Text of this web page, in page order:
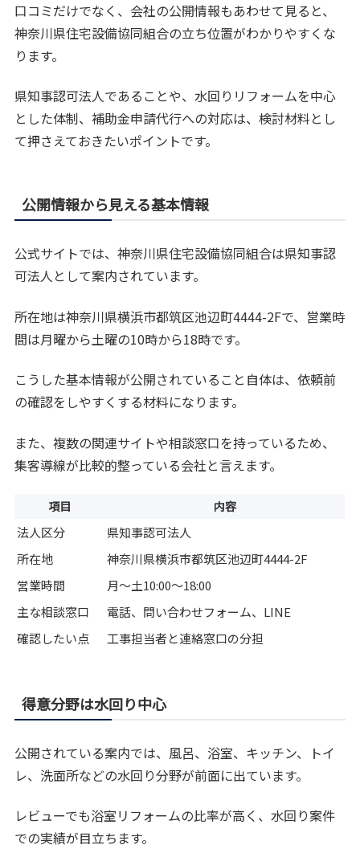
口コミだけでなく、会社の公開情報もあわせて見ると、
神奈川県住宅設備協同組合の立ち位置がわかりやすくな
ります。
県知事認可法人であることや、水回りリフォームを中心
とした体制、補助金申請代行への対応は、検討材料とし
て押さえておきたいポイントです。
公開情報から見える基本情報
公式サイトでは、神奈川県住宅設備協同組合は県知事認
可法人として案内されています。
所在地は神奈川県横浜市都筑区池辺町4444-2Fで、営業時
間は月曜から土曜の10時から18時です。
こうした基本情報が公開されていること自体は、依頼前
の確認をしやすくする材料になります。
また、複数の関連サイトや相談窓口を持っているため、
集客導線が比較的整っている会社と言えます。
項目 内容
法人区分
県知事認可法人
所在地
神奈川県横浜市都筑区池辺町4444-2F
営業時間
月〜土10:00〜18:00
主な相談窓口
電話、問い合わせフォーム、LINE
確認したい点
工事担当者と連絡窓口の分担
得意分野は水回り中心
公開されている案内では、風呂、浴室、キッチン、トイ
レ、洗面所などの水回り分野が前面に出ています。
レビューでも浴室リフォームの比率が高く、水回り案件
での実績が目立ちます。